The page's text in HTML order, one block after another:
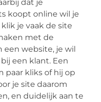
dat je
koopt online wil je
je vaak de site
met de
website, je wil
een klant. Een
paar kliks of hij op
je site daarom
en duidelijk aan te